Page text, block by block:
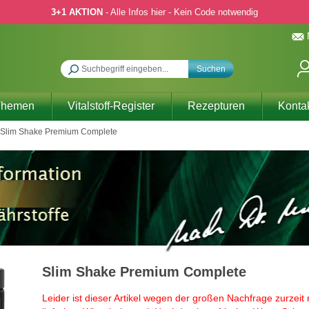
3+1 AKTION - Alle Infos hier - Kein Code notwendig
Suchen
Vitalstoff-Register Rezepturen
Slim Shake Premium Complete
Slim Shake Premium Complete
Leider ist dieser Artikel wegen der großen Nachfrage zurzeit